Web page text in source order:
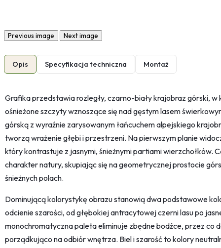
Previous image Next image
Opis Specyfikacja techniczna Montaż
Grafika przedstawia rozległy, czarno-biały krajobraz górski,
ośnieżone szczyty wznoszące się nad gęstym lasem
górską z wyraźnie zarysowanym łańcuchem alpejskiego
tworzą wrażenie głębi i przestrzeni. Na pierwszym planie
który kontrastuje z jasnymi, śnieżnymi partiami wierzchołków.
charakter natury, skupiając się na geometrycznej prostocie
śnieżnych polach.
Dominującą kolorystykę obrazu stanowią dwa podstawowe
odcienie szarości, od głębokiej antracytowej czerni lasu po
monochromatyczna paleta eliminuje zbędne bodźce, przez co
porządkująco na odbiór wnętrza. Biel i szarość to kolory